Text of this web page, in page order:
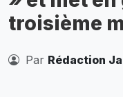
troisième
Par Rédaction